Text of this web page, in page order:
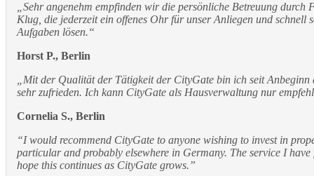
„Sehr angenehm empfinden wir die persönliche Betreuung durch
Klug, die jederzeit ein offenes Ohr für unser Anliegen und schnell
Aufgaben lösen.“
Horst P., Berlin
„Mit der Qualität der Tätigkeit der CityGate bin ich seit Anbeginn
sehr zufrieden. Ich kann CityGate als Hausverwaltung nur
Cornelia S., Berlin
“I would recommend CityGate to anyone wishing to invest in
particular and probably elsewhere in Germany. The service I
hope this continues as CityGate grows.”